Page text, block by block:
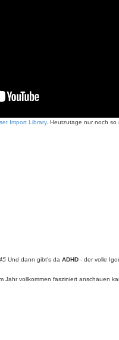
Import Library. Heutzutage nur noch so
Und dann gibt's da ADHD - der volle
Jahr vollkommen fasziniert anschauen